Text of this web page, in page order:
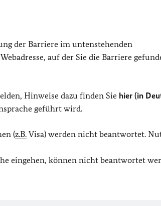
der Barriere im untenstehenden
auf der Sie die Barriere
Hinweise dazu finden Sie hier (in
geführt wird.
(z.B. Visa) werden nicht beantwortet.
eingehen, können nicht beantwortet